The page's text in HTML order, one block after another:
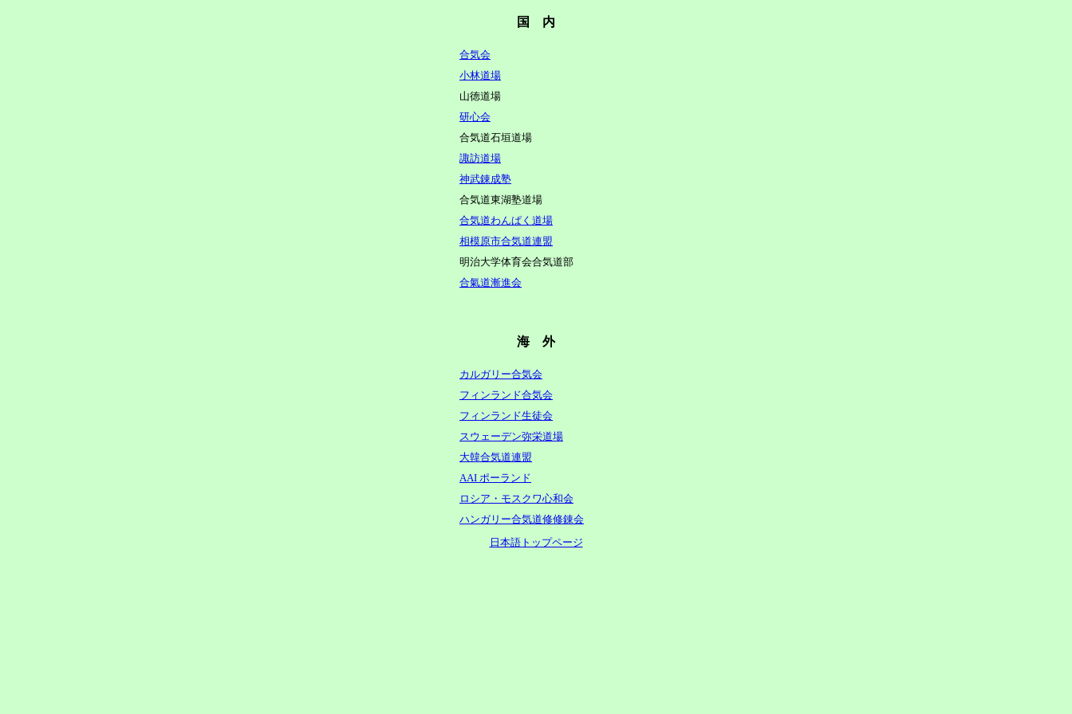
国 内
合気会
小林道場
山徳道場
研心会
合気道石垣道場
諏訪道場
神武錬成塾
合気道東湖塾道場
合気道わんぱく道場
相模原市合気道連盟
明治大学体育会合気道部
合氣道漸進会
海 外
カルガリー合気会
フィンランド合気会
フィンランド生徒会
スウェーデン弥栄道場
大韓合気道連盟
AAI ポーランド
ロシア・モスクワ心和会
ハンガリー合気道修修錬会
日本語トップページ